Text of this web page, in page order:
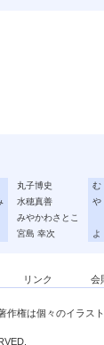
丸子博史
水穂真善
みやかわさとこ
宮島 幸次
む
や
よ
リンク 会
権は個々のイラス